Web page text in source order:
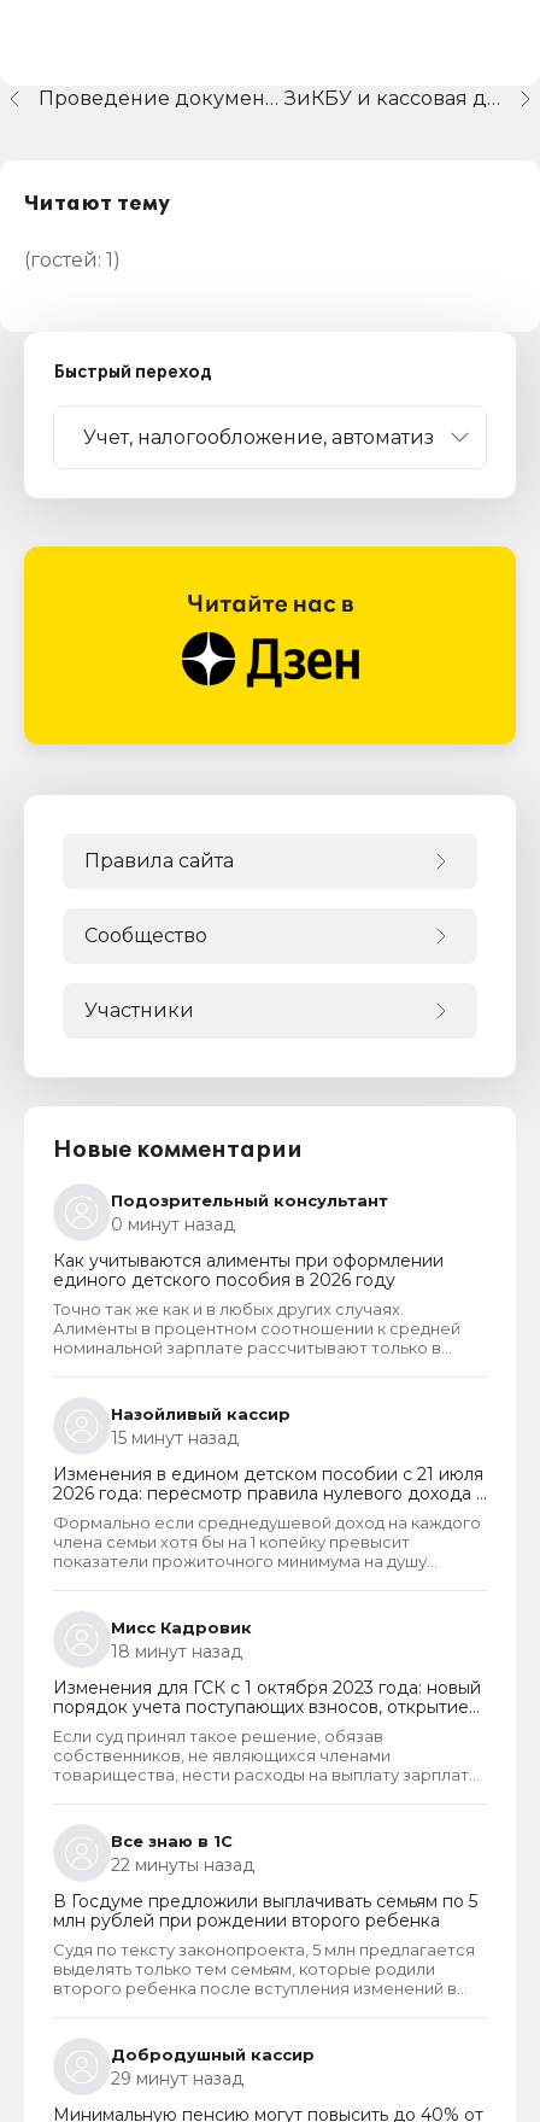
ЗиКБУ и кассовая дисциплина
Проведение документа Корректировка поступления
Читают тему
(гостей: 1)
Быстрый переход
Правила сайта
Сообщество
Участники
Новые комментарии
Подозрительный консультант
0 минут назад
Как учитываются алименты при оформлении
единого детского пособия в 2026 году
Точно так же как и в любых других случаях.
Алименты в процентном соотношении к средней
номинальной зарплате рассчитывают только в
получает. Но долг по алиментам может возникнуть
только тогда, когда алименты оформлены в
соответствии с судебным решением. И если есть
решение суда, то алименты рассчитывают в
фактическом размере. То есть, в том размере,
который указан судом.
Назойливый кассир
15 минут назад
Изменения в едином детском пособии с 21 июля
2026 года: пересмотр правила нулевого дохода и
новый порядок оформления пособий по месту
пребывания
Формально если среднедушевой доход на каждого
члена семьи хотя бы на 1 копейку превысит
показатели прожиточного минимума на душу
сожалению, оспорить уже не удастся. Исключение
из этого правила сделано только для многодетных
семей. При незначительном превышении доходов
таким семьям теперь не отказывают в выплате.
Мисс Кадровик
18 минут назад
Изменения для ГСК с 1 октября 2023 года: новый
порядок учета поступающих взносов, открытие
расчетных счетов и переход на применение
бухгалтерского ПО
Если суд принял такое решение, обязав
собственников, не являющихся членами
товарищества, нести расходы на выплату зарплаты
скорее всего речь в споре шла не о зарплате или
не только о зарплате председателя, но и об оплате
его услуг, которые он может оказывать наряду со
своей основной деятельностью. Такие услуги и
работы должны оплачивать все собственники
гаражей.
Все знаю в 1С
22 минуты назад
В Госдуме предложили выплачивать семьям по 5
млн рублей при рождении второго ребенка
Судя по тексту законопроекта, 5 млн предлагается
выделять только тем семьям, которые родили
второго ребенка после вступления изменений в
принятия проекта, уже был второй ребенок, а
также многодетным семьям, документ не
предлагает никаких мер поддержки. Очевидно,
цель проекта - стимулирование именно на
Добродушный кассир
29 минут назад
Минимальную пенсию могут повысить до 40% от